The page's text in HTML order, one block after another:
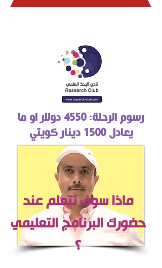
رسوم الرحلة: 4550 دولار او ما
يعادل 1500 دينار كويتي
ماذا سوف تتعلم عند
حضورك البرنامج التعليمي
؟